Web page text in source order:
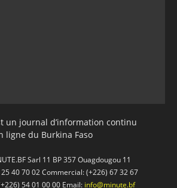
un journal d’information continu
ligne du Burkina Faso
Sarl 11 BP 357 Ouagdougou 11
40 70 02 Commercial: (+226) 67 32 67
54 01 00 00 Email: info@minute.bf